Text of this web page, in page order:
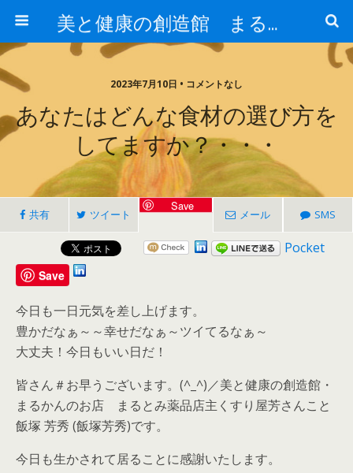
美と健康の創造館 まるとみ薬品 ぐんまの薬屋 芳さんのブログ
2023年7月10日 • コメントなし
あなたはどんな食材の選び方を
してますか？・・・
共有 ツイート
Save
メール SMS
Pocket
Save
今日も一日元気を差し上げます。
豊かだなぁ～～幸せだなぁ～ツイてるなぁ～
大丈夫！今日もいい日だ！
皆さん＃お早うございます。(^_^)／美と健康の創造館・
まるかんのお店 まるとみ薬品店主くすり屋芳さんこと
飯塚 芳秀 (飯塚芳秀)です。
今日も生かされて居ることに感謝いたします。